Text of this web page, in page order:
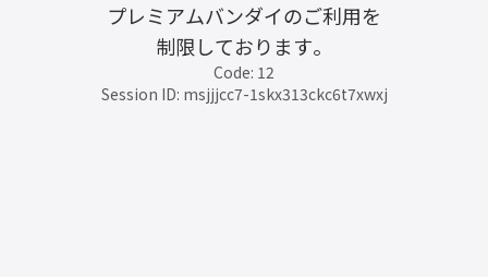
プレミアムバンダイのご利用を
制限しております。
Code: 12
Session ID: msjjjcc7-1skx313ckc6t7xwxj